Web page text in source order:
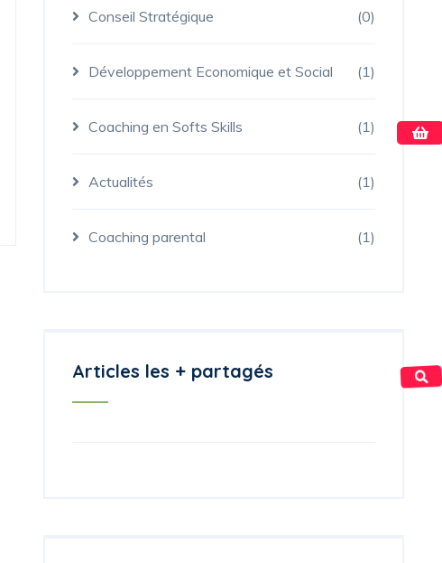
Conseil Stratégique (0)
Développement Economique et Social (1)
Coaching en Softs Skills (1)
Actualités (1)
Coaching parental (1)
Articles les + partagés